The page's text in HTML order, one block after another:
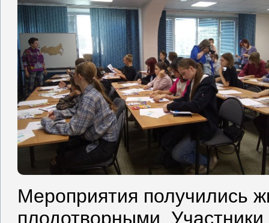
Мероприятия получились
плодотворными.